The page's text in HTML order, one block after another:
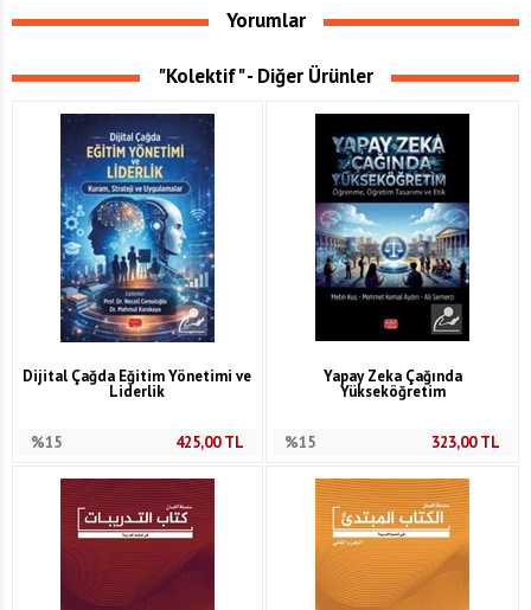
Yorumlar
"Kolektif" - Diğer Ürünler
Dijital Çağda Eğitim Yönetimi ve
Liderlik
%15 425,00TL
Yapay Zeka Çağında
Yükseköğretim
%15 323,00TL